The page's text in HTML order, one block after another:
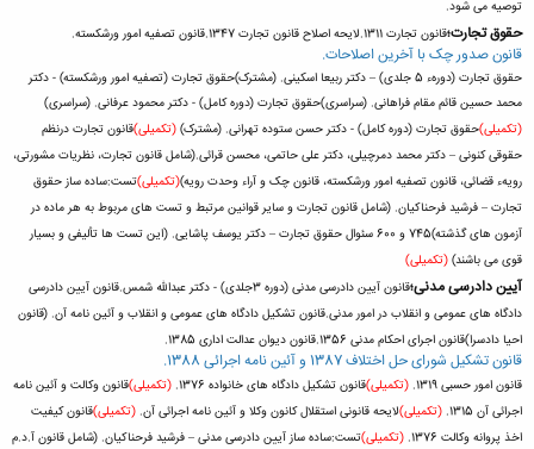
توصیه می شود.
حقوق تجارت؛قانون تجارت 1311. لایحه اصلاح قانون تجارت 1347. قانون تصفیه امور ورشکسته.
قانون صدور چک با آخرین اصلاحات.
حقوق تجارت (دورهء 5 جلدی) – دکتر ربیعا اسکینی. (مشترک)
حقوق تجارت (تصفیه امور ورشکسته) - دکتر
محمد حسین قائم مقام فراهانی. (سراسری)حقوق تجارت (دوره کامل) - دکتر محمود عرفانی. (سراسری)
(تکمیلی)حقوق تجارت (دوره کامل) - دکتر حسن ستوده تهرانی. (مشترک)(تکمیلی)قانون تجارت درنظم
حقوقی کنونی – دکتر محمد دمرچیلی، دکتر علی حاتمی، محسن قرائی.(شامل قانون تجارت، نظریات مشورتی،
رویهء قضائی، قانون تصفیه امور ورشکسته، قانون چک و آراء وحدت رویه)(تکمیلی)تست:ساده ساز حقوق
تجارت – فرشید فرحناکیان. (شامل قانون تجارت و سایر قوانین مرتبط و تست های مربوط به هر ماده در
آزمون های گذشته)
745 و 600 سئوال حقوق تجارت – دکتر یوسف پاشایی. (این تست ها تألیفی و بسیار
قوی می باشند)(تکمیلی)
آیین دادرسی مدنی؛قانون آیین دادرسی مدنی (دوره 3جلدی) - دکتر عبدالله شمس.
قانون آیین دادرسی
دادگاه های عمومی و انقلاب در امور مدنی.قانون تشکیل دادگاه های عمومی و انقلاب و آئین نامه آن. (قانون
احیا دادسرا)قانون اجرای احکام مدنی 1356. قانون دیوان عدالت اداری 1385.
قانون تشکیل شورای حل اختلاف 1387 و آئین نامه اجرائی 1388.
قانون امور حسبی 1319. (تکمیلی)قانون تشکیل دادگاه های خانواده 1376. (تکمیلی)قانون وکالت و آئین نامه
اجرائی آن 1315.
(تکمیلی)لایحه قانونی استقلال کانون وکلا و آئین نامه اجرائی آن. (تکمیلی)قانون کیفیت
اخذ پروانه وکالت 1376.
(تکمیلی)تست:ساده ساز آیین دادرسی مدنی – فرشید فرحناکیان. (شامل قانون آ.د.م